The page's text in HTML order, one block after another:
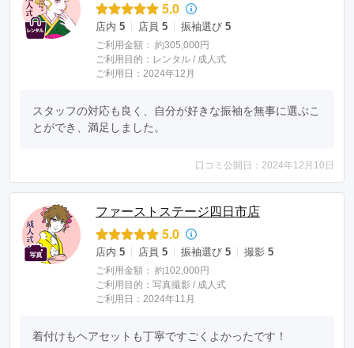
5.0
店内 5 店員 5 振袖選び 5
ご利用金額： 約305,000円
ご利用目的： レンタル / 成人式
ご利用日：2024年12月
スタッフの対応も良く、自分が好きな振袖を無事に選ぶこ
とができ、満足しました。
口コミ公開日：2024年12月10日
ファーストステージ四日市店
5.0
店内 5 店員 5 振袖選び 5 撮影 5
ご利用金額： 約102,000円
ご利用目的： 写真撮影 / 成人式
ご利用日：2024年11月
着付けもヘアセットも丁寧ですごくよかったです！